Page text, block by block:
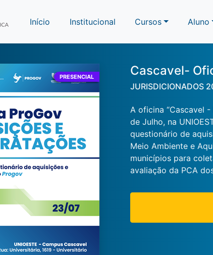
Início Institucional Cursos Aluno
PRESENCIAL Cascavel-
JURISDICIONADOS
A oficina “Cascavel
de Julho, na
questionário de
Meio Ambiente e
municípios para
avaliação da PCA